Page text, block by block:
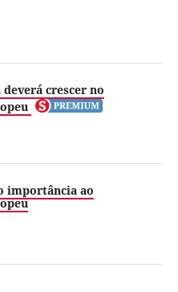
crescer no
importância ao